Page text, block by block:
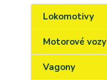
Lokomotivy
Motorové vozy
Vagony